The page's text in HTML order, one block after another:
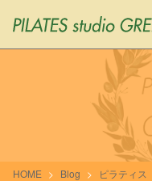
HOME Blog ピラティス